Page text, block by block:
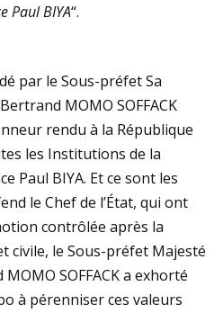
Paul BIYA“.
par le Sous-préfet Sa
MOMO SOFFACK
rendu à la République
les Institutions de la
Paul BIYA. Et ce sont les
le Chef de l’État, qui ont
contrôlée après la
civile, le Sous-préfet Majesté
SOFFACK a exhorté
à pérenniser ces valeurs